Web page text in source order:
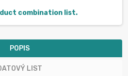
combination list.
POPIS
LIST